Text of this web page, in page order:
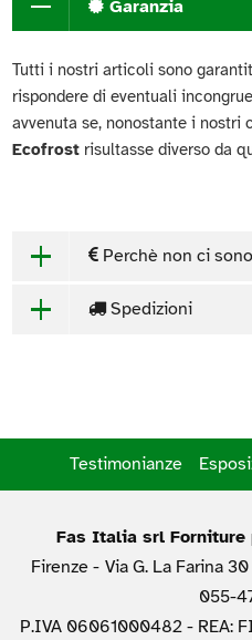
Garanzia
Tutti i nostri articoli sono
rispondere di eventuali
avvenuta se, nonostante i nostri
Ecofrost risultasse diverso da
Perchè non ci
Spedizioni
Testimonianze
Fas Italia srl Forniture
Firenze - Via G. La Farina 30
055-
P.IVA 06061000482 - REA: